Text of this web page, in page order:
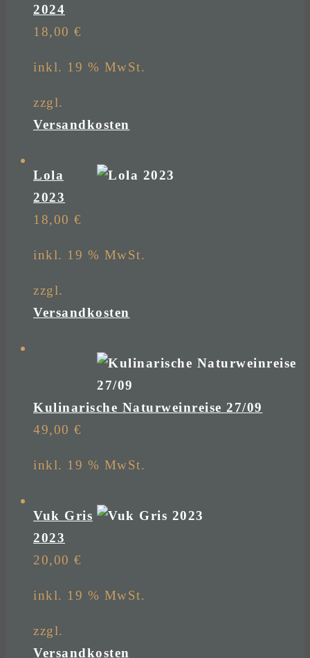
2024
18,00 €
inkl. 19 % MwSt.
zzgl.
Versandkosten
Lola
2023
18,00 €
inkl. 19 % MwSt.
zzgl.
Versandkosten
Kulinarische Naturweinreise 27/09
49,00 €
inkl. 19 % MwSt.
Vuk Gris
2023
20,00 €
inkl. 19 % MwSt.
zzgl.
Versandkosten